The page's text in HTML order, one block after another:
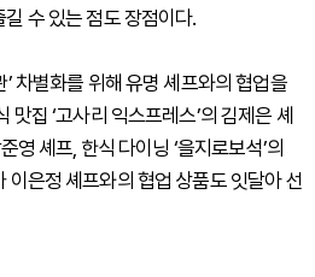
수 있는 점도 장점이다.
차별화를 위해 유명 셰프와의 협업을
집 ‘고사리 익스프레스’의 김제은 셰
영 셰프, 한식 다이닝 ‘을지로보석’의
이은정 셰프와의 협업 상품도 잇달아 선